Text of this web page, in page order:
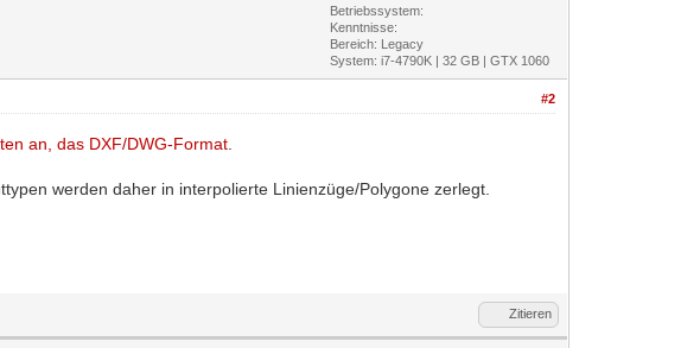
Betriebssystem:
Kenntnisse:
Bereich: Legacy
System: i7-4790K | 32 GB | GTX 1060
#2
an, das DXF/DWG-Format
werden daher in interpolierte Linienzüge/Polygone zerlegt.
Zitieren